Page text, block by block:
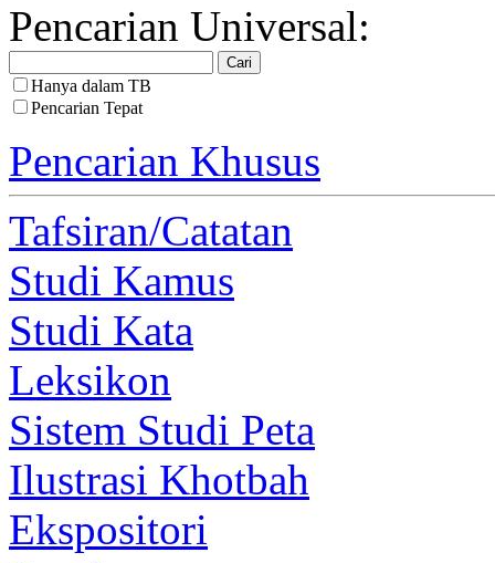
Pencarian Universal:
Hanya dalam TB
Pencarian Tepat
Pencarian Khusus
Tafsiran/Catatan
Studi Kamus
Studi Kata
Leksikon
Sistem Studi Peta
Ilustrasi Khotbah
Ekspositori